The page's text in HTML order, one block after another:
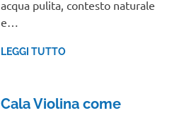
acqua pulita, contesto naturale
e…
LEGGI TUTTO
Cala Violina come